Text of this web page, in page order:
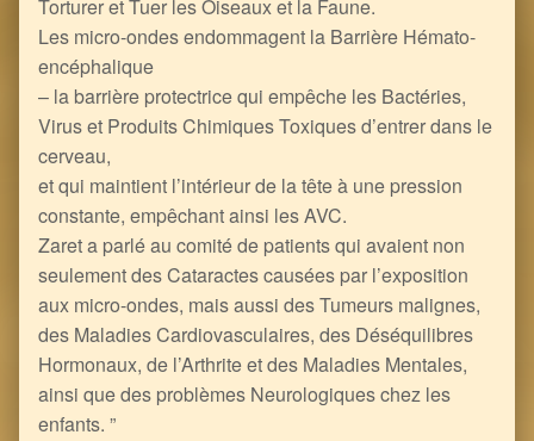
Torturer et Tuer les Oiseaux et la Faune.
Les micro-ondes endommagent la Barrière Hémato-
encéphalique
– la barrière protectrice qui empêche les Bactéries,
Virus et Produits Chimiques Toxiques d’entrer dans le
cerveau,
et qui maintient l’intérieur de la tête à une pression
constante, empêchant ainsi les AVC.
Zaret a parlé au comité de patients qui avaient non
seulement des Cataractes causées par l’exposition
aux micro-ondes, mais aussi des Tumeurs malignes,
des Maladies Cardiovasculaires, des Déséquilibres
Hormonaux, de l’Arthrite et des Maladies Mentales,
ainsi que des problèmes Neurologiques chez les
enfants. ”